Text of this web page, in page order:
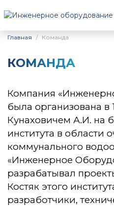
Главная
Команда
КОМАНДА
Компания
была организована в
Кунаховичем А.И. на
института в области
коммунального
«Инженерное
разрабатывал
Костяк этого
разработчики,